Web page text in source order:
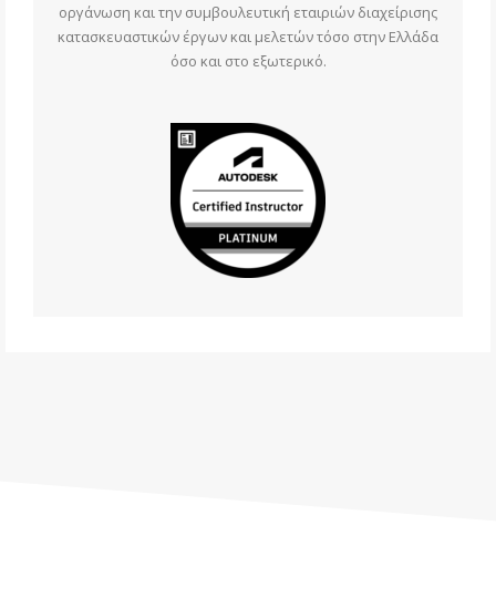
οργάνωση και την συμβουλευτική εταιριών διαχείρισης
κατασκευαστικών έργων και μελετών τόσο στην Ελλάδα
όσο και στο εξωτερικό.